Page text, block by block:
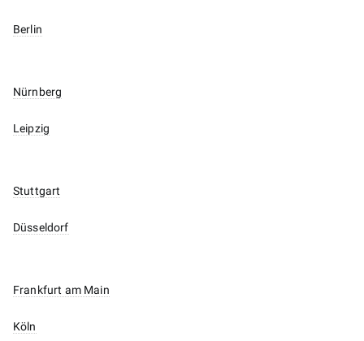
Berlin
Nürnberg
Leipzig
Stuttgart
Düsseldorf
Frankfurt am Main
Köln